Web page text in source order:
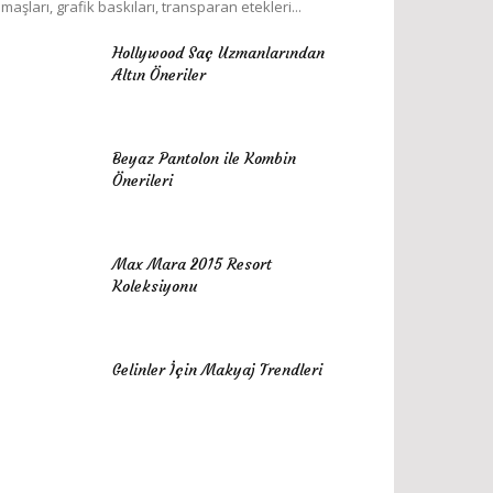
grafik baskıları, transparan etekleri...
Hollywood Saç Uzmanlarından
Altın Öneriler
Beyaz Pantolon ile Kombin
Önerileri
Max Mara 2015 Resort
Koleksiyonu
Gelinler İçin Makyaj Trendleri